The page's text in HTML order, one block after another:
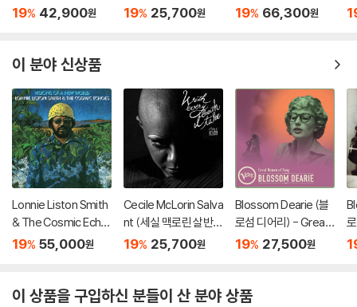
y With Me (20th Ann
19% 42,900원
트) - With Every Bre
19% 25,700원
r. Wonderful - three
19% 66,300원
이 분야 신상품
Lonnie Liston Smith
& The Cosmic Echo
es (로니 리스턴 스미
w World [LP]
19% 55,000원
Cecile McLorin Salva
nt (세실 맥로린 살반
트) - With Every Bre
19% 25,700원
Blossom Dearie (블
로섬 디어리) - Great
Women Of Song
19% 27,500원
이 상품을 구입하신 분들이 산 분야 상품